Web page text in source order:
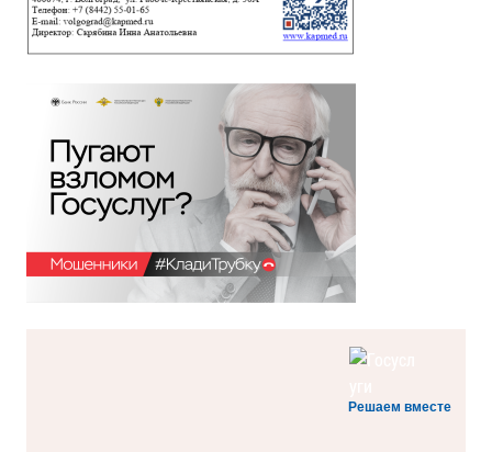
Решаем вместе